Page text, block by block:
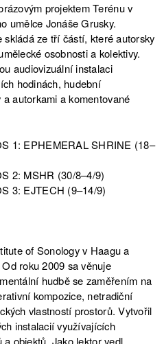
projektem Terénu v
umělce Jonáše Grusky.
ze tří částí, které autorsky
osobnosti a kolektivy.
audiovizuální instalaci
hodinách, hudební
autorkami a komentované
1: EPHEMERAL SHRINE (18–
2: MSHR (30/8–4/9)
3: EJTECH (9–14/9)
of Sonology v Haagu a
roku 2009 sa věnuje
hudbě se zaměřením na
kompozice, netradiční
vlastností prostorů. Vytvořil
instalacií využívajících
objektů. Jako lektor vedl